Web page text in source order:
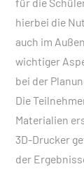
für die
hierbei die
auch im
wichtiger
bei der
Die
Materialien
3D-Drucker
der